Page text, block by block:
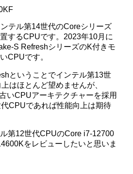
テル第14世代のCoreシリーズ
するCPUです。2023年10月に
S RefreshシリーズのK付きモ
CPUです。
ということでインテル第13世
はほとんど望めませんが、
いCPUアーキテクチャーを採用
CPUであれば性能向上は期待
第12世代CPUのCore i7-12700
をレビューしたいと思いま